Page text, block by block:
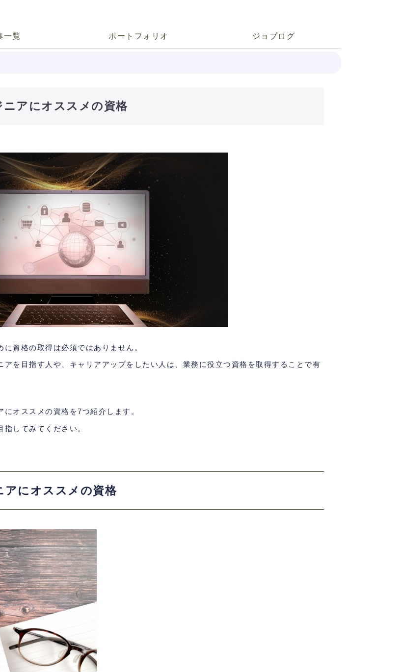
一覧 ポートフォリオ ジョブログ
アにオススメの資格
資格の取得は必須ではありません。
を目指す人や、キャリアアップをしたい人は、業務に役立つ資格を取得することで有
オススメの資格を7つ紹介します。
してみてください。
アにオススメの資格